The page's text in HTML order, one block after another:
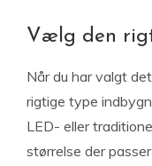
Vælg den
Når du har valgt
rigtige type
LED- eller
størrelse der